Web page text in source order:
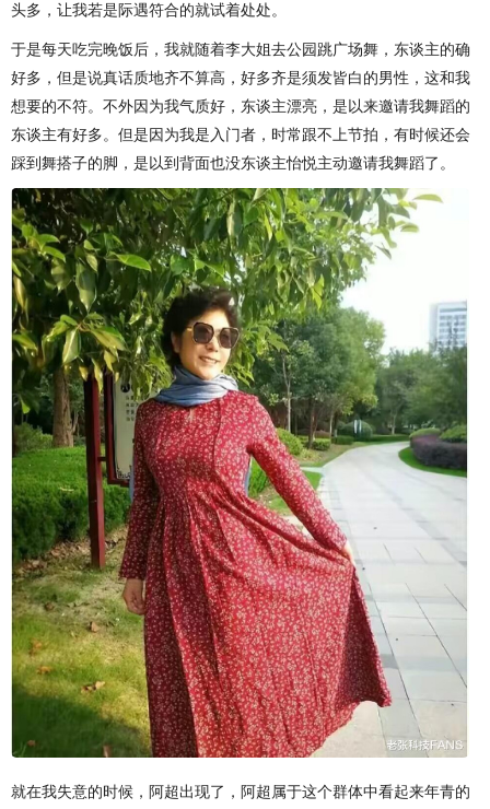
头多，让我若是际遇符合的就试着处处。
于是每天吃完晚饭后，我就随着李大姐去公园跳广场舞，东谈主的确
好多，但是说真话质地齐不算高，好多齐是须发皆白的男性，这和我
想要的不符。不外因为我气质好，东谈主漂亮，是以来邀请我舞蹈的
东谈主有好多。但是因为我是入门者，时常跟不上节拍，有时候还会
踩到舞搭子的脚，是以到背面也没东谈主怡悦主动邀请我舞蹈了。
就在我失意的时候，阿超出现了，阿超属于这个群体中看起来年青的